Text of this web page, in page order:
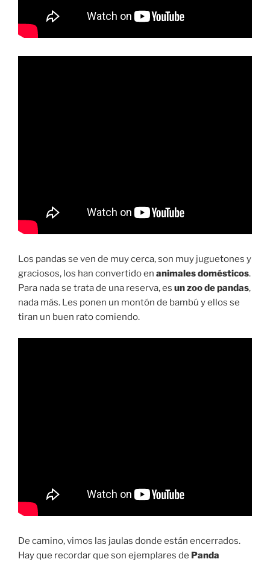
Los pandas se ven de muy cerca, son muy juguetones y
graciosos, los han convertido en animales domésticos.
Para nada se trata de una reserva, es un zoo de pandas,
nada más. Les ponen un montón de bambú y ellos se
tiran un buen rato comiendo.
De camino, vimos las jaulas donde están encerrados.
Hay que recordar que son ejemplares de Panda